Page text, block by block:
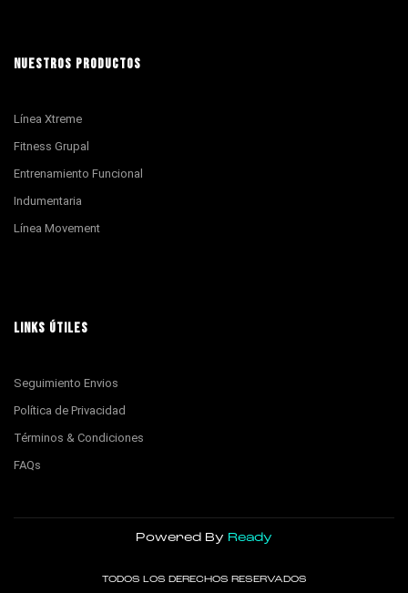
NUESTROS PRODUCTOS
Línea Xtreme
Fitness Grupal
Entrenamiento Funcional
Indumentaria
Línea Movement
LINKS ÚTILES
Seguimiento Envios
Política de Privacidad
Términos & Condiciones
FAQs
Powered By Ready
TODOS LOS DERECHOS RESERVADOS